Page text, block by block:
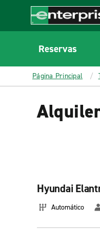
CONTENT
Enterprise
Reservas
Página Principal
Hyundai
Automático